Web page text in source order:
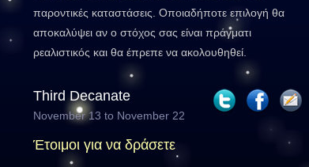
παροντικές καταστάσεις. Οποιαδήποτε επιλογή θα
αποκαλύψει αν ο στόχος σας είναι πράγματι
ρεαλιστικός και θα έπρεπε να ακολουθηθεί.
Third Decanate
November 13 to November 22
Έτοιμοι για να δράσετε